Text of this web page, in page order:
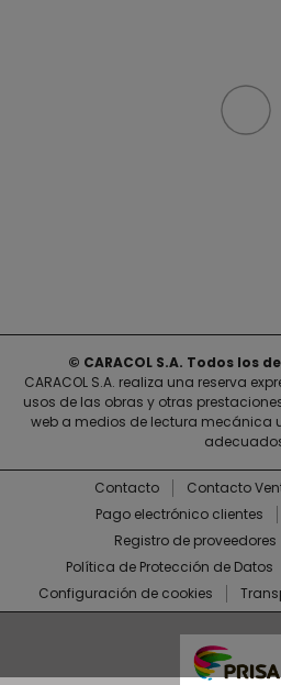
© CARACOL S.A. Todos los
CARACOL S.A. realiza una reserva
usos de las obras y otras
web a medios de lectura mecánica
Contacto Contacto
Pago electrónico clientes
Registro de proveedores
Política de Protección de Datos
Configuración de cookies